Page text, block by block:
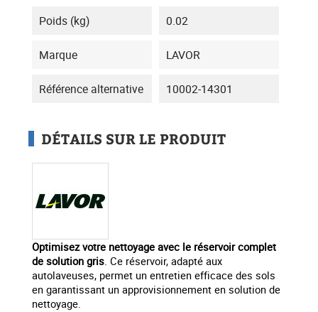
Poids (kg) 0.02
Marque LAVOR
Référence alternative 10002-14301
DÉTAILS SUR LE PRODUIT
Optimisez votre nettoyage avec le réservoir complet
de solution gris. Ce réservoir, adapté aux
autolaveuses, permet un entretien efficace des sols
en garantissant un approvisionnement en solution de
nettoyage.